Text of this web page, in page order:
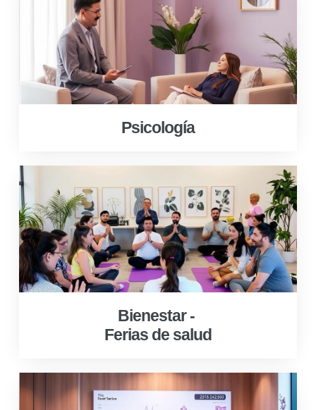
Psicología
Bienestar -
Ferias de salud